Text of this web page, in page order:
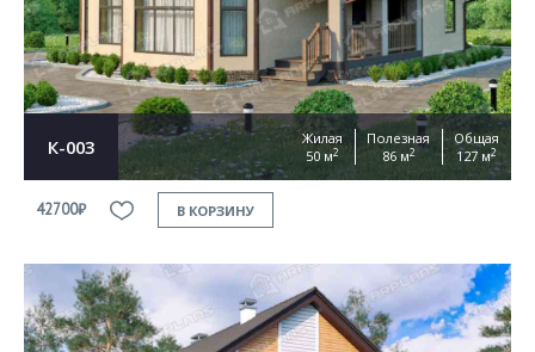
К-003
Жилая
50 м2
Полезная
86 м2
Общая
127 м2
42700₽ В КОРЗИНУ